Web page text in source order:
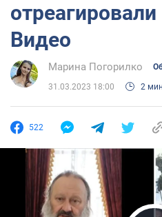
Видео
Марина Погорилко
31.03.2023 18:00 2
522